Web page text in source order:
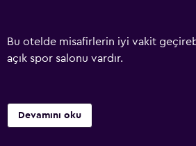
Bu otelde misafirlerin iyi vakit
açık spor salonu vardır.
Devamını oku